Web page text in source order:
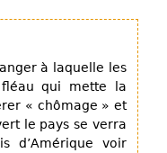
à laquelle les
qui mette la
« chômage » et
le pays se verra
d’Amérique voir